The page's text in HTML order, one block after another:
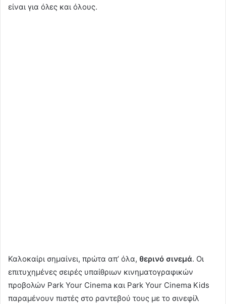
είναι για όλες και όλους.
Καλοκαίρι σημαίνει, πρώτα απ’ όλα, θερινό σινεμά. Οι
επιτυχημένες σειρές υπαίθριων κινηματογραφικών
προβολών Park Your Cinema και Park Your Cinema Kids
παραμένουν πιστές στο ραντεβού τους με το σινεφίλ